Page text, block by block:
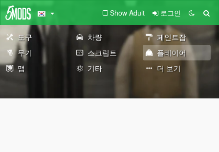
Show Adult 로그인
도구 차량
페인트잡
무기
스크립트
플레이어
맵
기타 더 보기